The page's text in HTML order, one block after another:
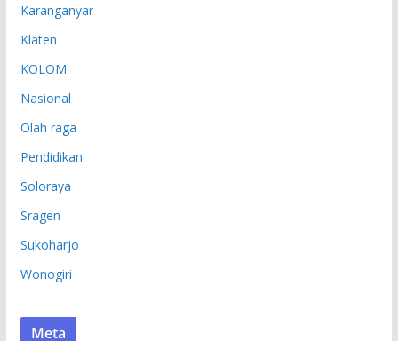
Karanganyar
Klaten
KOLOM
Nasional
Olah raga
Pendidikan
Soloraya
Sragen
Sukoharjo
Wonogiri
Meta